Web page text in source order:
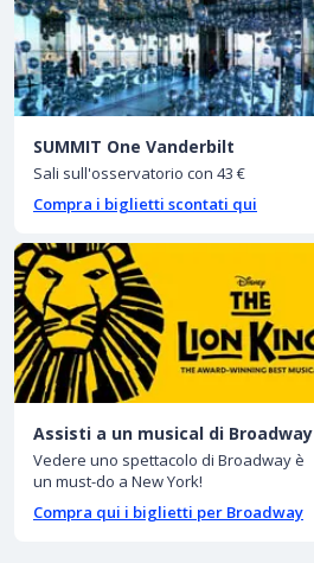
SUMMIT One Vanderbilt
Sali sull'osservatorio con 43 €
Compra i biglietti scontati qui
Assisti a un musical di Broadway
Vedere uno spettacolo di Broadway è
un must-do a New York!
Compra qui i biglietti per Broadway